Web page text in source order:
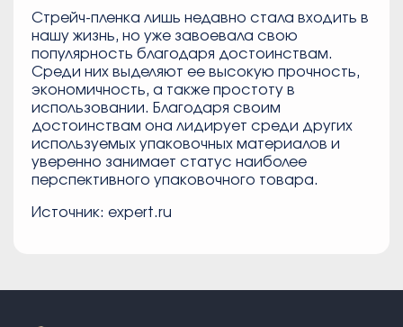
Стрейч-пленка лишь недавно стала входить в
нашу жизнь, но уже завоевала свою
популярность благодаря достоинствам.
Среди них выделяют ее высокую прочность,
экономичность, а также простоту в
использовании. Благодаря своим
достоинствам она лидирует среди других
используемых упаковочных материалов и
уверенно занимает статус наиболее
перспективного упаковочного товара.
Источник: expert.ru